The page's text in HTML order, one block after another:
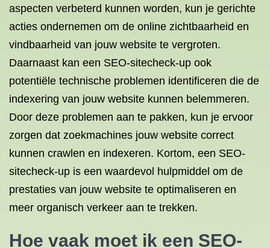
aspecten verbeterd kunnen worden, kun je gerichte
acties ondernemen om de online zichtbaarheid en
vindbaarheid van jouw website te vergroten.
Daarnaast kan een SEO-sitecheck-up ook
potentiële technische problemen identificeren die de
indexering van jouw website kunnen belemmeren.
Door deze problemen aan te pakken, kun je ervoor
zorgen dat zoekmachines jouw website correct
kunnen crawlen en indexeren. Kortom, een SEO-
sitecheck-up is een waardevol hulpmiddel om de
prestaties van jouw website te optimaliseren en
meer organisch verkeer aan te trekken.
Hoe vaak moet ik een SEO-